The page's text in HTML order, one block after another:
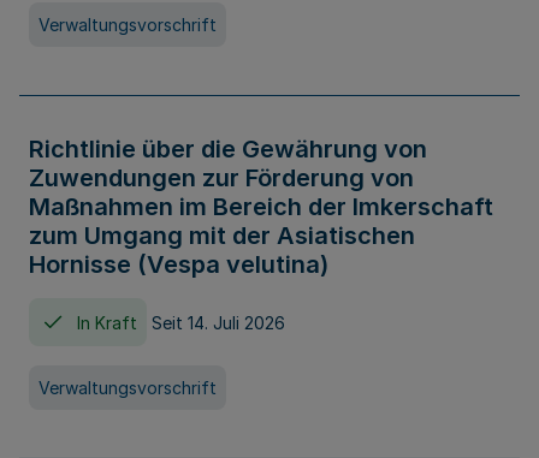
Verwaltungsvorschrift
Richtlinie über die Gewährung von
Zuwendungen zur Förderung von
Maßnahmen im Bereich der Imkerschaft
zum Umgang mit der Asiatischen
Hornisse (Vespa velutina)
In Kraft Seit 14. Juli 2026
Verwaltungsvorschrift